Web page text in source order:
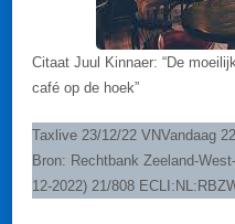
Citaat Juul Kinnaer: “De
café op de hoek”
Taxlive 23/12/22 VNVandaag
Bron: Rechtbank Zeeland-
12-2022) 21/808